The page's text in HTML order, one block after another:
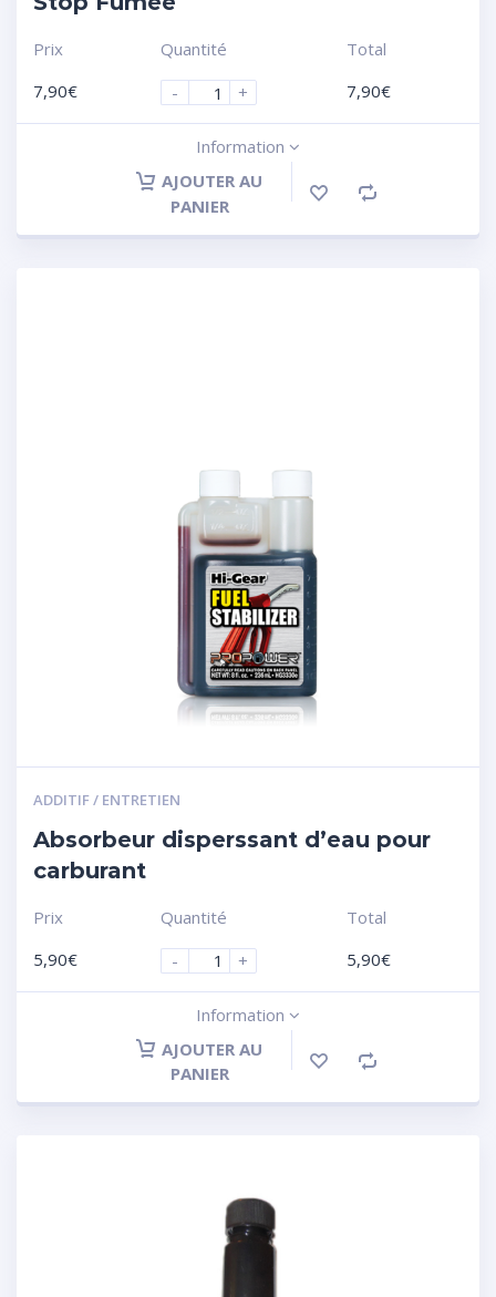
Prix
7,90€
Quantité
-
+
Total
7,90€
Information
AJOUTER AU
PANIER
ADDITIF / ENTRETIEN
Absorbeur disperssant d’eau pour
carburant
Prix
5,90€
Quantité
-
+
Total
5,90€
Information
AJOUTER AU
PANIER